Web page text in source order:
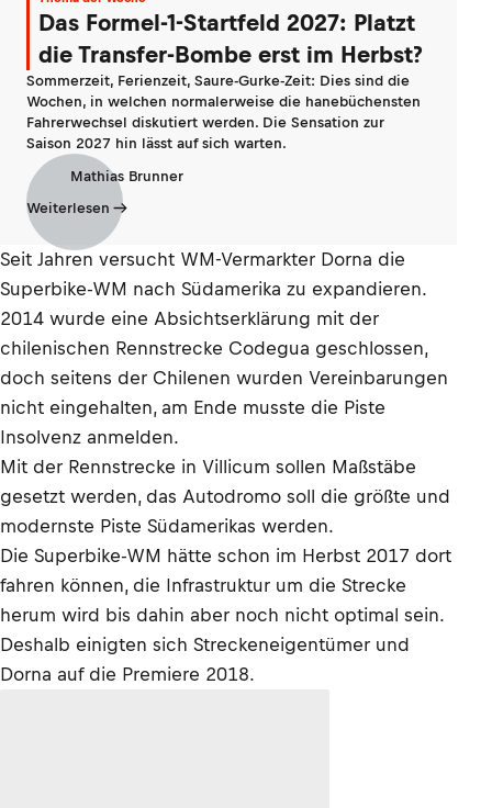
Das Formel-1-Startfeld 2027: Platzt
die Transfer-Bombe erst im Herbst?
Sommerzeit, Ferienzeit, Saure-Gurke-Zeit: Dies sind die
Wochen, in welchen normalerweise die hanebüchensten
Fahrerwechsel diskutiert werden. Die Sensation zur
Saison 2027 hin lässt auf sich warten.
Mathias Brunner
Weiterlesen
Seit Jahren versucht WM-Vermarkter Dorna die
Superbike-WM nach Südamerika zu expandieren.
2014 wurde eine Absichtserklärung mit der
chilenischen Rennstrecke Codegua geschlossen,
doch seitens der Chilenen wurden Vereinbarungen
nicht eingehalten, am Ende musste die Piste
Insolvenz anmelden.
Mit der Rennstrecke in Villicum sollen Maßstäbe
gesetzt werden, das Autodromo soll die größte und
modernste Piste Südamerikas werden.
Die Superbike-WM hätte schon im Herbst 2017 dort
fahren können, die Infrastruktur um die Strecke
herum wird bis dahin aber noch nicht optimal sein.
Deshalb einigten sich Streckeneigentümer und
Dorna auf die Premiere 2018.